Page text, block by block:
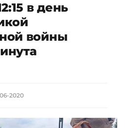
в день
войны
2020